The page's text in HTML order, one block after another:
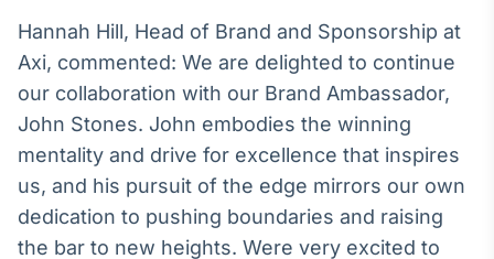
Soluções de Dados
e Conteúdos
Broadcast
OTC
Plataforma para
ativos
Hannah Hill, Head of Brand and Sponsorship at
Axi, commented: We are delighted to continue
our collaboration with our Brand Ambassador,
John Stones. John embodies the winning
mentality and drive for excellence that inspires
us, and his pursuit of the edge mirrors our own
dedication to pushing boundaries and raising
the bar to new heights. Were very excited to